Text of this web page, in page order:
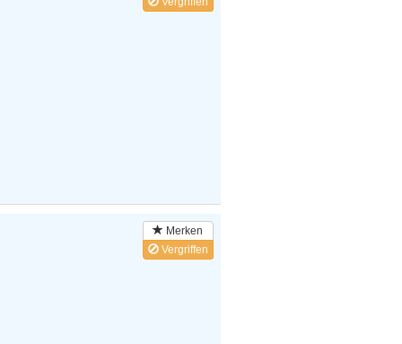
Merken
Vergriffen